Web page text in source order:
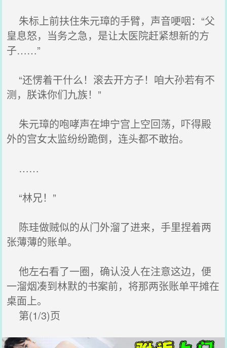
朱标上前扶住朱元璋的手臂，声音哽咽：“父
皇息怒，当务之急，是让太医院赶紧想新的方
子……”
“还愣着干什么！滚去开方子！咱大孙若有不
测，朕诛你们九族！”
朱元璋的咆哮声在坤宁宫上空回荡，吓得殿
外的宫女太监纷纷跪倒，连头都不敢抬。
……
“林兄！”
陈珪做贼似的从门外溜了进来，手里捏着两
张薄薄的账单。
他左右看了一圈，确认没人在注意这边，便
一溜烟凑到林默的书案前，将那两张账单平摊在
桌面上。
第(1/3)页